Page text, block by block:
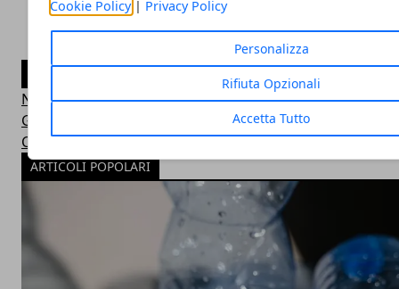
Cookie Policy| Privacy Policy
Personalizza
Rifiuta Opzionali
Accetta Tutto
Notizie
Guide
Curiosità
ARTICOLI POPOLARI